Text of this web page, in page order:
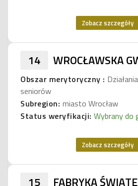
Zobacz szczegóły
14 WROCŁAWSKA
Obszar merytoryczny :
seniorów
Subregion: miasto Wrocław
Status weryfikacji: Wybrany do
Zobacz szczegóły
15
FABRYKA